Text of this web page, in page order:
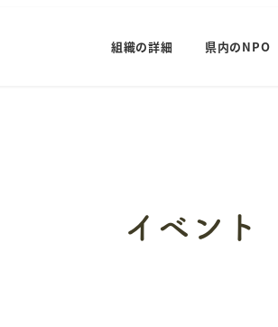
組織の詳細 県内のNPO
イベント